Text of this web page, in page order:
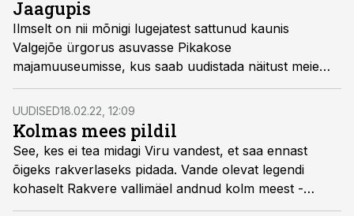
Jaagupis
Ilmselt on nii mõnigi lugejatest sattunud kaunis
Valgejõe ürgorus asuvasse Pikakose
majamuuseumisse, kus saab uudistada näitust meie
kultuuritegelastest, sinimustvalge lipu sünnist ja näha
fantastilisi puukoorest pilte.
UUDISED18.02.22, 12:09
Kolmas mees pildil
See, kes ei tea midagi Viru vandest, et saa ennast
õigeks rakverlaseks pidada. Vande olevat legendi
kohaselt Rakvere vallimäel andnud kolm meest -
Friedrich Reinhold Kreutzwald, Friedrich Robert